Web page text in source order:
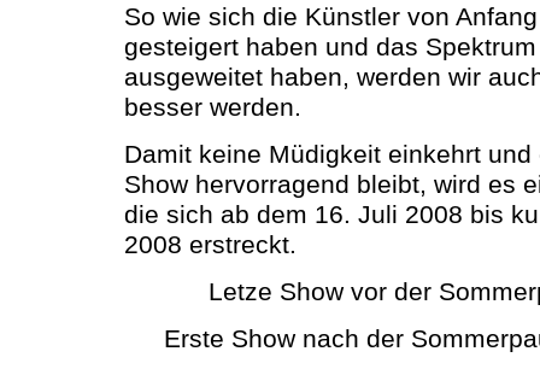
So wie sich die Künstler von
gesteigert haben und das
ausgeweitet haben, werden wir
besser werden.
Damit keine Müdigkeit einkehrt
Show hervorragend bleibt, wird es
die sich ab dem 16. Juli 2008 bis
2008 erstreckt.
Letze Show vor der
Erste Show nach der